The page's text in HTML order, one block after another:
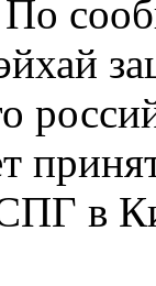
в